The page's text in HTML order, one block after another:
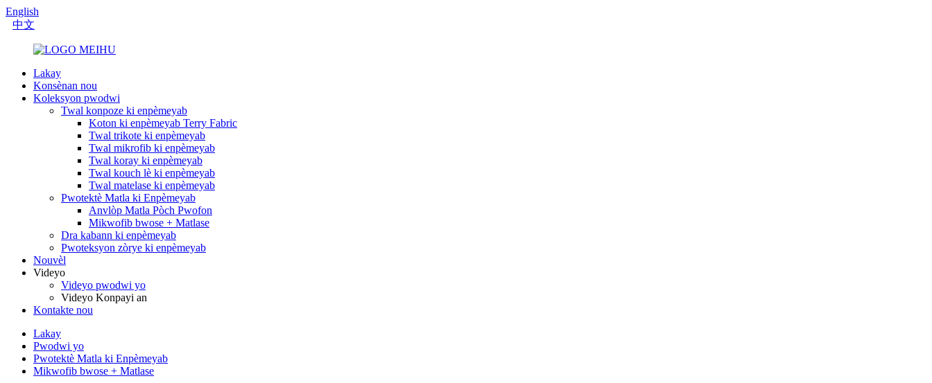
English
中文
Lakay
Konsènan nou
Koleksyon pwodwi
Twal konpoze ki enpèmeyab
Koton ki enpèmeyab Terry Fabric
Twal trikote ki enpèmeyab
Twal mikrofib ki enpèmeyab
Twal koray ki enpèmeyab
Twal kouch lè ki enpèmeyab
Twal matelase ki enpèmeyab
Pwotektè Matla ki Enpèmeyab
Anvlòp Matla Pòch Pwofon
Mikwofib bwose + Matlase
Dra kabann ki enpèmeyab
Pwoteksyon zòrye ki enpèmeyab
Nouvèl
Videyo
Videyo pwodwi yo
Videyo Konpayi an
Kontakte nou
Lakay
Pwodwi yo
Pwotektè Matla ki Enpèmeyab
Mikwofib bwose + Matlase